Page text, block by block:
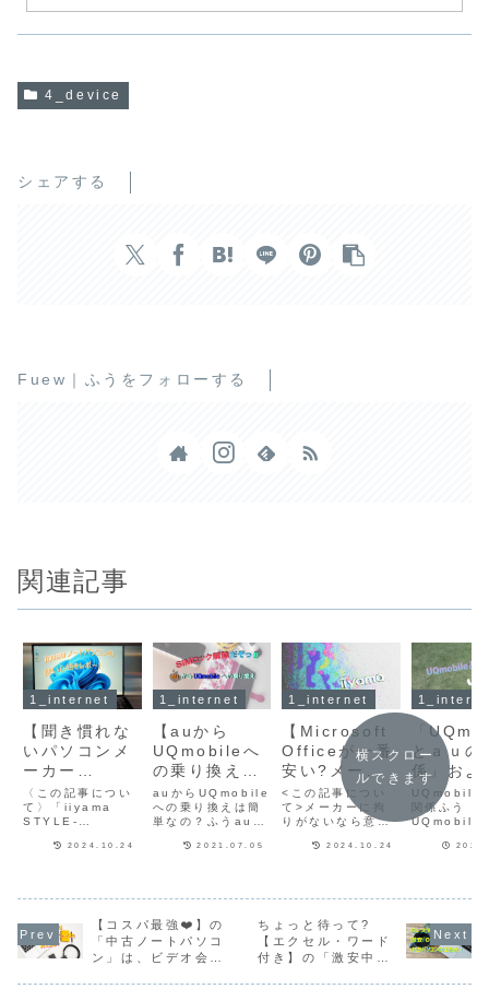
4_device
シェアする
Fuew｜ふうをフォローする
関連記事
1_internet
【聞き慣れな
いパソコンメ
ーカー
iiyama】の
15インチノー
トパソコンの
使い心地をレ
15FH120-i5-
UXSX」
〈この記事につい
て〉「iiyama
STYLE-
UXSX」を実際に
房が販売している
パソコンは
「iiyama」という
あまり聞きなれな
2024.10.24
1_internet
【auから
UQmobileへ
の乗り換え】
「SIMロック
解除」で気を
付ける点をご
説明します?
auからUQmobile
への乗り換えは簡
単なの？ふうauユ
UQmobileに乗り
UQmobileとauは
どちらもKDDIが
運営しているんだ
よね？ふうその通
2021.07.05
1_internet
【Microsoft
Officeが一番
安い?️メーカ
ーに拘りのな
い方へのお薦
めノートパソ
コン】Core
ートパソコン
を探して15台
を比較した結
<この記事につい
て>メーカーに拘
りがないなら意表
BTOパソコンが安
「価格が安い」と
３拍子揃ってま
す！「Microsoft
Office搭載」で
2024.10.24
「
とａｕの
係」およ
「MVNO
MNOの
について
UQmobile
関係ふう
UQmobile
UQコミュ
統合し
営会社にな
横スクロー
ルできます
【コスパ最強❤️】の
「中古ノートパソコ
ン」は、ビデオ会議
ちょっと待って?
【エクセル・ワード
付き】の「激安中古